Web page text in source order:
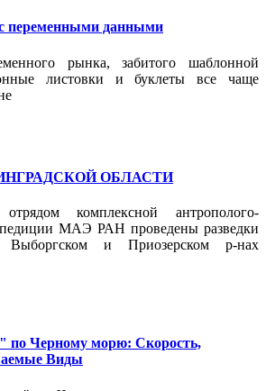
переменными данными
рынка, забитого шаблонной
листовки и буклеты все чаще
ОБЛАСТИ
комплексной антрополого-
МАЭ РАН проведены разведки
Выборгском и Приозерском р-нах
по Черному морю: Скорость,
Виды